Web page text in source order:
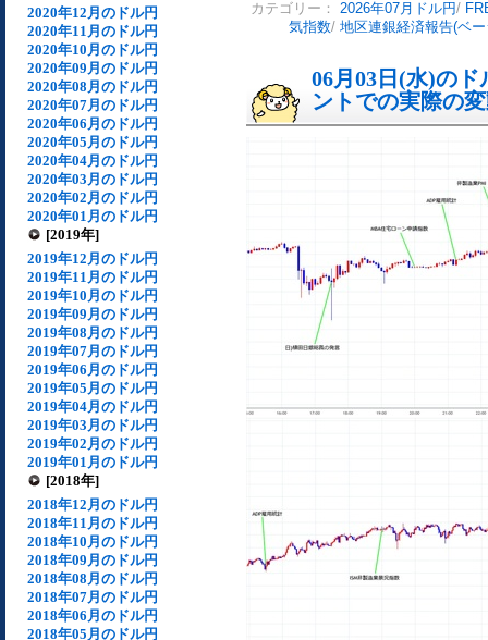
2020年12月のドル円
2020年11月のドル円
2020年10月のドル円
2020年09月のドル円
2020年08月のドル円
2020年07月のドル円
2020年06月のドル円
2020年05月のドル円
2020年04月のドル円
2020年03月のドル円
2020年02月のドル円
2020年01月のドル円
[2019年]
2019年12月のドル円
2019年11月のドル円
2019年10月のドル円
2019年09月のドル円
2019年08月のドル円
2019年07月のドル円
2019年06月のドル円
2019年05月のドル円
2019年04月のドル円
2019年03月のドル円
2019年02月のドル円
2019年01月のドル円
[2018年]
2018年12月のドル円
2018年11月のドル円
2018年10月のドル円
2018年09月のドル円
2018年08月のドル円
2018年07月のドル円
2018年06月のドル円
2018年05月のドル円
カテゴリー： 2026年07月ドル円/
気指数/ 地区連銀経済報告(ベ
06月03日(水)の
ントでの実際の